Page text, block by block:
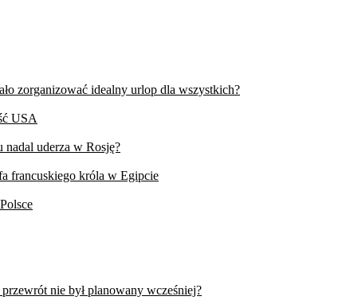
zorganizować idealny urlop dla wszystkich?
USA
uderza w Rosję?
francuskiego króla w Egipcie
nie był planowany wcześniej?